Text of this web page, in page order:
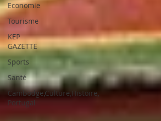
Economie
Tourisme
KEP
GAZETTE
Sports
Santé
Cambodge,Culture,Histoire,
Portugal